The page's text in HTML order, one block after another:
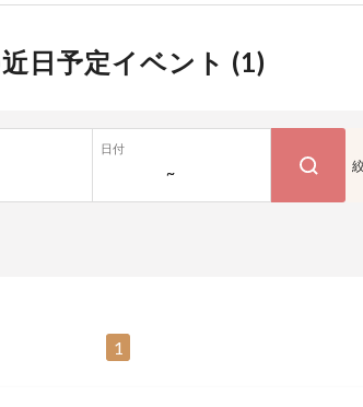
日予定イベント (1)
日付
~
1